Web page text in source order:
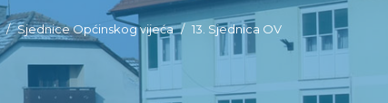
Sjednice Općinskog vijeća 13. Sjednica OV